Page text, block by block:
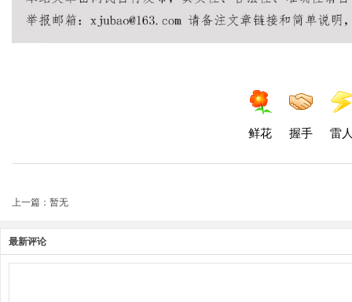
鲜花 握手 雷
上一篇：暂无
最新评论